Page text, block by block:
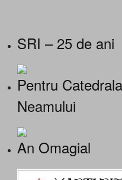
SRI – 25 de ani
Pentru
Neamului
An Omagial